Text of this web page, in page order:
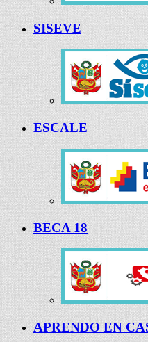
SISEVE
ESCALE
BECA 18
APRENDO EN